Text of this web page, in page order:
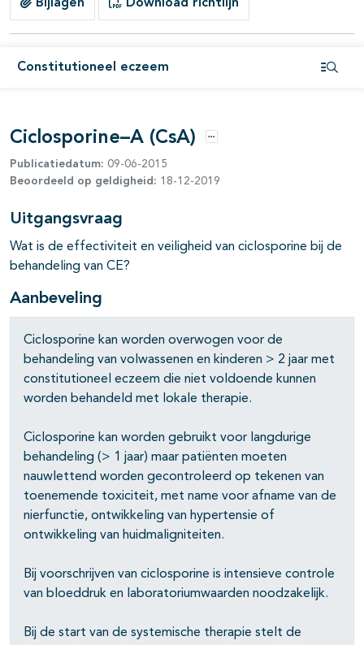
Bijlagen Download richtlijn
Constitutioneel eczeem
open- en dichtklappen
open- en dichtklappen
open- en dichtklappen
open- en dichtklappen
open- en dichtklappen
open- en dichtklappen
open- en dichtklappen
Ciclosporine–A (CsA) Opties
Publicatiedatum: 09-06-2015
Beoordeeld op geldigheid: 18-12-2019
Uitgangsvraag
Wat is de effectiviteit en veiligheid van ciclosporine bij de
behandeling van CE?
Aanbeveling
Ciclosporine kan worden overwogen voor de
behandeling van volwassenen en kinderen > 2 jaar met
constitutioneel eczeem die niet voldoende kunnen
worden behandeld met lokale therapie.
Ciclosporine kan worden gebruikt voor langdurige
behandeling (> 1 jaar) maar patiënten moeten
nauwlettend worden gecontroleerd op tekenen van
toenemende toxiciteit, met name voor afname van de
nierfunctie, ontwikkeling van hypertensie of
ontwikkeling van huidmaligniteiten.
Bij voorschrijven van ciclosporine is intensieve controle
van bloeddruk en laboratoriumwaarden noodzakelijk.
Bij de start van de systemische therapie stelt de